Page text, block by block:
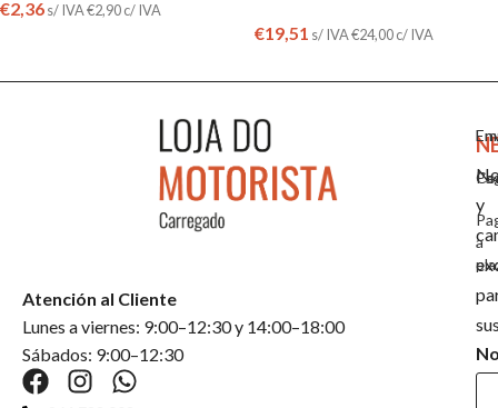
€2,36s/ IVA€2,90c/ IVA
€19,51 s/ IVA€24,00c/ IVA
a
Atención al Cliente
Lunes a viernes: 9:00–12:30 y 14:00–18:00
Sábados: 9:00–12:30
y